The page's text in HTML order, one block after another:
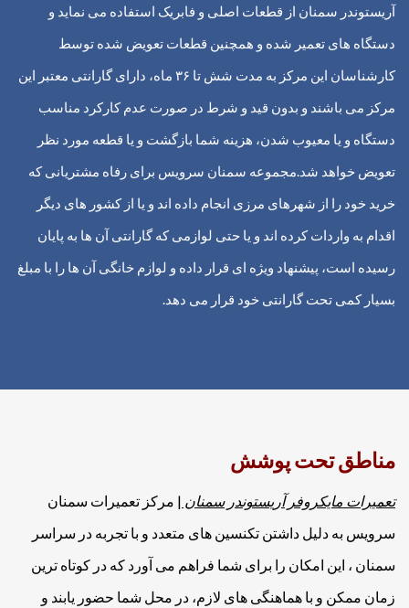
آریستوندر سمنان از قطعات اصلی و فابریک استفاده می نماید و
دستگاه های تعمیر شده و همچنین قطعات تعویض شده توسط
کارشناسان این مرکز به مدت شش تا ۳۶ ماه، دارای گارانتی معتبر این
مرکز می باشند و بدون قید و شرط در صورت عدم کارکرد مناسب
دستگاه و یا معیوب شدن، هزینه شما بازگشت و یا قطعه مورد نظر
تعویض خواهد شد.مجموعه سمنان سرویس برای رفاه مشتریانی که
خرید خود را از شهرهای مرزی انجام داده اند و یا از کشور های دیگر
اقدام به واردات کرده اند و یا حتی لوازمی که گارانتی آن ها به پایان
رسیده است، پیشنهاد ویژه ای قرار داده و لوازم خانگی آن ها را با مبلغ
بسیار کمی تحت گارانتی خود قرار می دهد.
مناطق تحت پوشش
تعمیرات مایکروفر آریستوندر سمنان | مرکز تعمیرات سمنان
سرویس به دلیل داشتن تکنسین های متعدد و با تجربه در سراسر
سمنان ، این امکان را برای شما فراهم می آورد که در کوتاه ترین
زمان ممکن و با هماهنگی های لازم، در محل شما حضور یابند و